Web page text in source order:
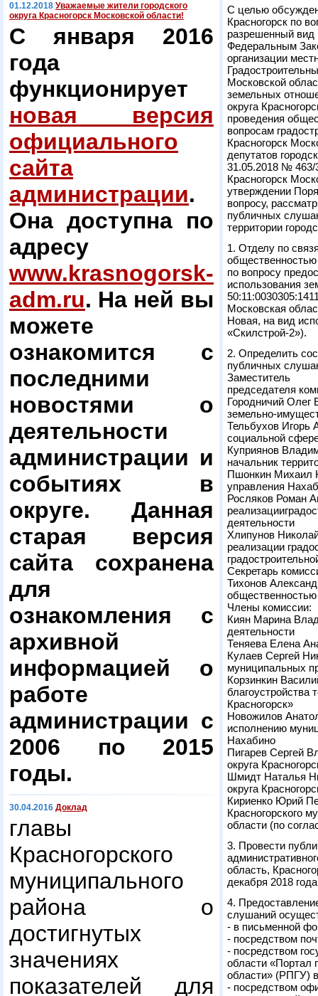
01.12.2018 Уважаемые жители городского
округа Красногорск Московской области!
С января 2016
года
функционирует
новая версия
официального
сайта
администрации.
Она доступна по
адресу
www.krasnogorsk-
adm.ru. На ней вы
можете
ознакомится с
последними
новостями о
деятельности
администрации и
событиях в
округе. Данная
старая версия
сайта сохранена
для
ознакомления с
архивной
информацией о
работе
администрации с
2006 по 2015
годы.
30.04.2016 Доклад
главы
Красногорского
муниципального
района о
достигнутых
значениях
показателей для
С целью
Красногорск по
разрешенный вид
Федеральным
организации
Московской
земельных
округа
проведения
вопросам
Красногорск
депутатов
31.05.2018 № 463/
Красногорск
утверждении
вопросу,
публичных
территории
1. Отделу по
по вопросу
использования
Московская
Новая, на вид
«Скилстрой-2»).
2. Определить
публичных
Заместитель
председателя
Городничий Олег
земельно-
Тельбухов Игорь
социальной
Куприянов
начальник
Пшонкин Михаил
управления
Росляков Роман
деятельности
Хлипунов
реализации
Секретарь
Тихонов
Члены комиссии:
Киян Марина
деятельности
Теняева Елена
Кулаев Сергей
муниципальных
Корзинкин
Красногорск»
Новожилов
исполнению
Нахабино
Пигарев Сергей
округа
Шмидт Наталья
округа
Кириенко Юрий
Красногорского
области (по
3. Провести
область,
декабря 2018
4.
слушаний
- в письменной
- посредством
- посредством
области «Портал
области» (РПГУ)
- посредством